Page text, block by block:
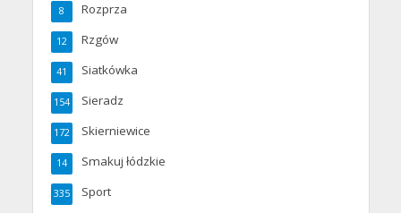
Rozprza
8
Rzgów
12
Siatkówka
41
Sieradz
154
Skierniewice
172
Smakuj łódzkie
14
Sport
335